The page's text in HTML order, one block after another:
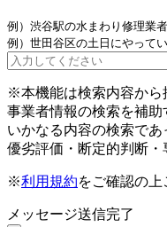
例）渋谷駅の水まわり修理業者
例）世田谷区の土日にやって
※本機能は検索内容から
事業者情報の検索を補助
いかなる内容の検索であ
優劣評価・断定的判断・
※利用規約をご確認の
メッセージ送信完了